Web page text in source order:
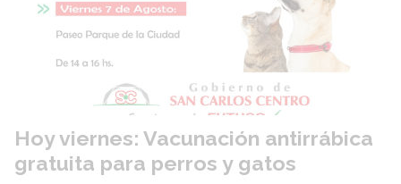
Hoy viernes: Vacunación antirrábica
gratuita para perros y gatos